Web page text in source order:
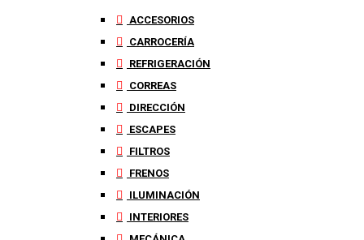
ACCESORIOS
CARROCERÍA
REFRIGERACIÓN
CORREAS
DIRECCIÓN
ESCAPES
FILTROS
FRENOS
ILUMINACIÓN
INTERIORES